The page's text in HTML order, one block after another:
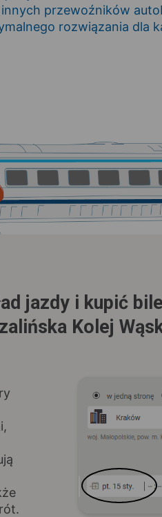
przewoźników
rozwiązania dla
jazdy i kupić
Kolej